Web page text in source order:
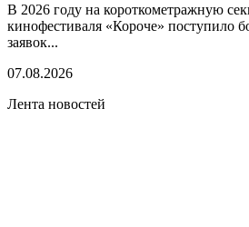
В 2026 году на короткометражную
кинофестиваля «Короче» поступило
заявок...
07.08.2026
Лента новостей